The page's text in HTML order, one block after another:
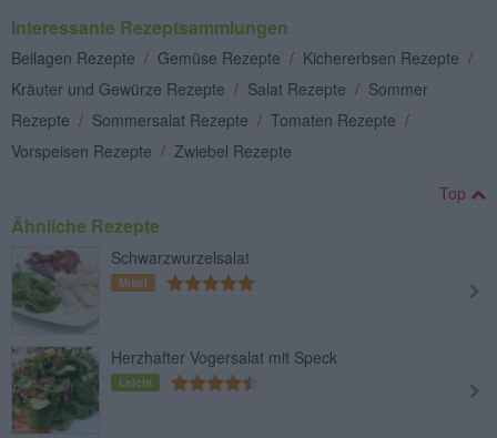
Interessante Rezeptsammlungen
Beilagen Rezepte / Gemüse Rezepte / Kichererbsen Rezepte /
Kräuter und Gewürze Rezepte / Salat Rezepte / Sommer
Rezepte / Sommersalat Rezepte / Tomaten Rezepte /
Vorspeisen Rezepte / Zwiebel Rezepte
Top
Ähnliche Rezepte
Schwarzwurzelsalat
Mittel
Herzhafter Vogersalat mit Speck
Leicht